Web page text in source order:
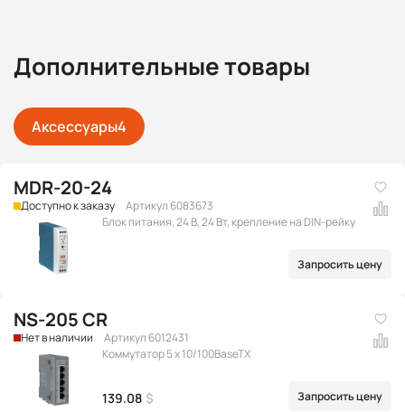
Дополнительные товары
Аксессуары4
MDR-20-24
Доступно к заказу
Артикул 6083673
Блок питания, 24 В, 24 Вт, крепление на DIN-рейку
Запросить цену
NS-205 CR
Нет в наличии
Артикул 6012431
Коммутатор 5 x 10/100BaseTX
139.08 $ Запросить цену